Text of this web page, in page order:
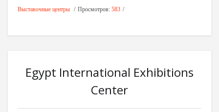
Выставочные центры Просмотров: 583
Egypt International Exhibitions
Center